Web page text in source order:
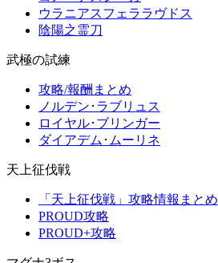
ウラニアスフェララヴドス
陰陽之霊刀
武極の試練
攻略/報酬まとめ
ノルデン･ラブリュス
ロイヤル･ブリンガー
ダイアデム･ムーリネ
天上征伐戦
「天上征伐戦」攻略情報まとめ
PROUD攻略
PROUD+攻略